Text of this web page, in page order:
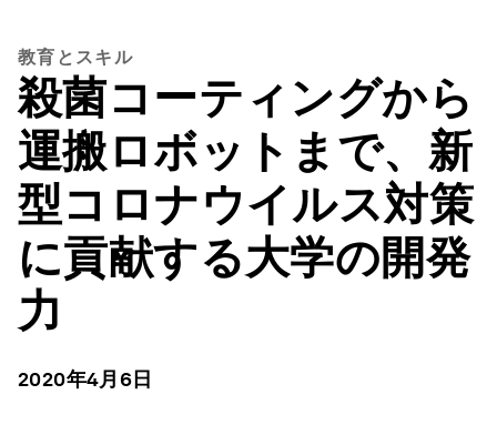
教育とスキル
殺菌コーティングから
運搬ロボットまで、新
型コロナウイルス対策
に貢献する大学の開発
力
2020年4月6日